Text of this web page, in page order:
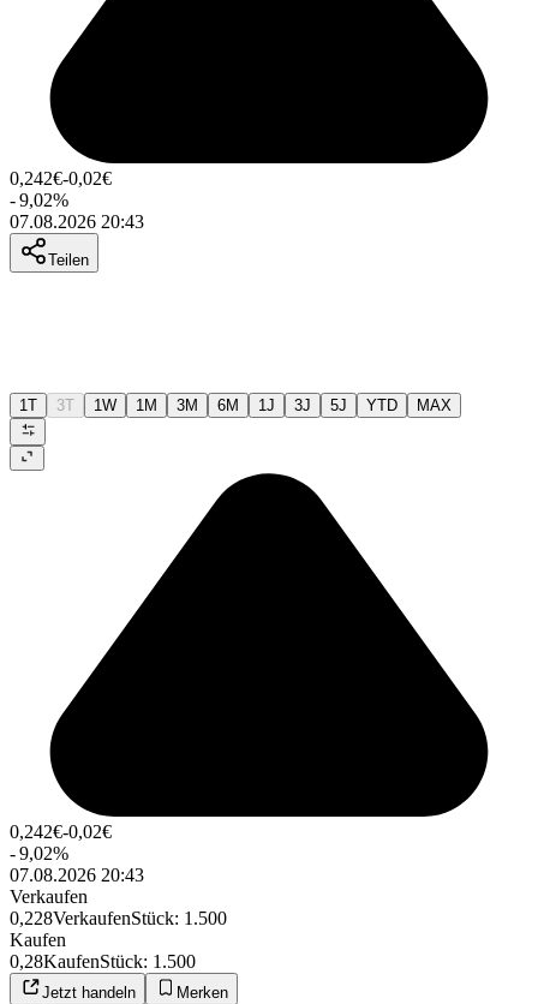
0,242€-0,02€
-9,02%
07.08.2026 20:43
Teilen
1T 3T 1W 1M 3M 6M 1J 3J 5J YTD MAX
0,242€-0,02€
-9,02%
07.08.2026 20:43
Verkaufen
0,228VerkaufenStück: 1.500
Kaufen
0,28KaufenStück: 1.500
Jetzt handeln Merken